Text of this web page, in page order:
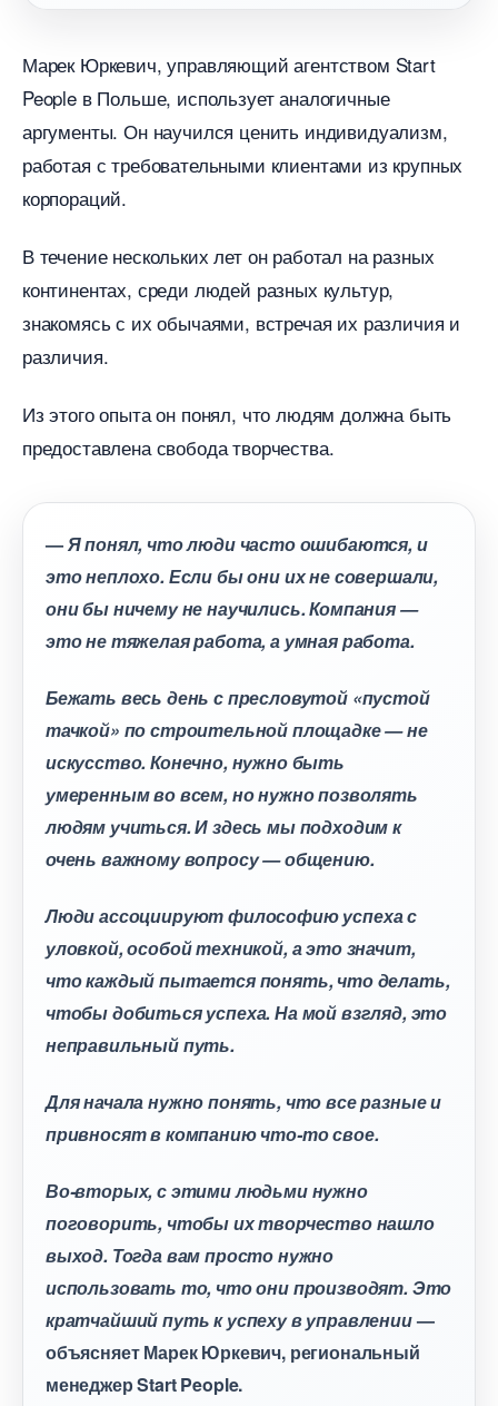
Марек Юркевич, управляющий агентством Start
People в Польше, использует аналогичные
аргументы. Он научился ценить индивидуализм,
работая с требовательными клиентами из крупных
корпораций.
течение нескольких лет он работал на разных
континентах, среди людей разных культур,
знакомясь с их обычаями, встречая их различия и
различия.
Из этого опыта он понял, что людям должна быть
предоставлена ​​свобода творчества.
—Я понял, что люди часто ошибаются, и
это неплохо. Если бы они их не совершали,
они бы ничему не научились. Компания —
это не тяжелая работа, а умная работа.
Бежать весь день с пресловутой «пустой
тачкой» по строительной площадке — не
искусство. Конечно, нужно быть
умеренным во всем, но нужно позволять
людям учиться. И здесь мы подходим к
очень важному вопросу — общению.
Люди ассоциируют философию успеха с
уловкой, особой техникой, а это значит,
что каждый пытается понять, что делать,
чтобы добиться успеха. На мой взгляд, это
неправильный путь.
Для начала нужно понять, что все разные и
привносят в компанию что-то свое.
о-вторых, с этими людьми нужно
поговорить, чтобы их творчество нашло
ыход. Тогда вам просто нужно
использовать то, что они производят. Это
кратчайший путь к успеху в управлении—
объясняет Марек Юркевич, региональный
менеджер Start People.